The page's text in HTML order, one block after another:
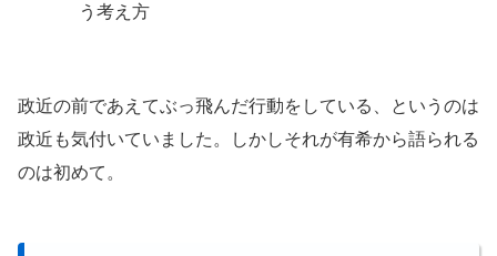
う考え方
政近の前であえてぶっ飛んだ行動をしている、というのは
政近も気付いていました。しかしそれが有希から語られる
のは初めて。